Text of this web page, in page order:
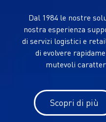
Dal 1984 le nostre
nostra esperienza
di servizi logistici e
di evolvere
mutevoli
Scopri di più